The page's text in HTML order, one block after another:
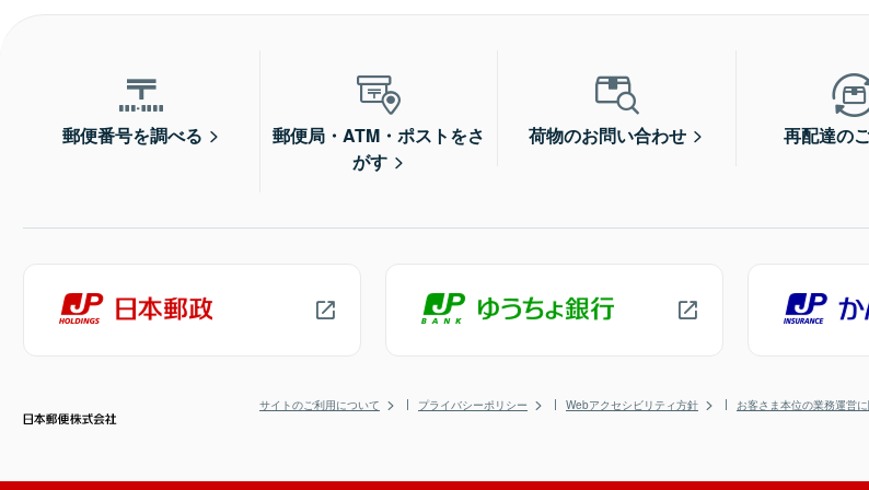
郵便番号を調べる
郵便局・ATM・ポストをさ
がす
荷物のお問い合わせ 再配達の
サイトのご利用について プライバシーポリシー Webアクセシビリティ方針 お客さま本位の業務運営